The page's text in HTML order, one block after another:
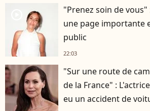
"Prenez soin de
une page importante
public
22:03
"Sur une route de
de la France" :
eu un accident de